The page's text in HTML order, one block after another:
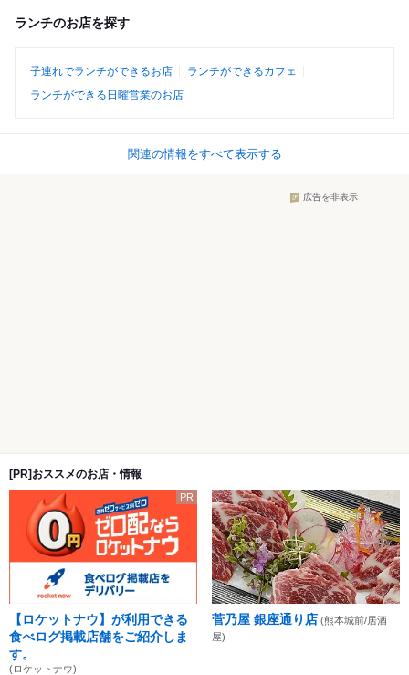
ランチのお店を探す
子連れでランチができるお店
ランチができるカフェ
ランチができる日曜営業のお店
関連の情報をすべて表示する
広告を非表示
[PR]おススメのお店・情報
PR
【ロケットナウ】が利用できる
食べログ掲載店舗をご紹介しま
す。
(ロケットナウ)
菅乃屋 銀座通り店 (熊本城前/居酒
屋)